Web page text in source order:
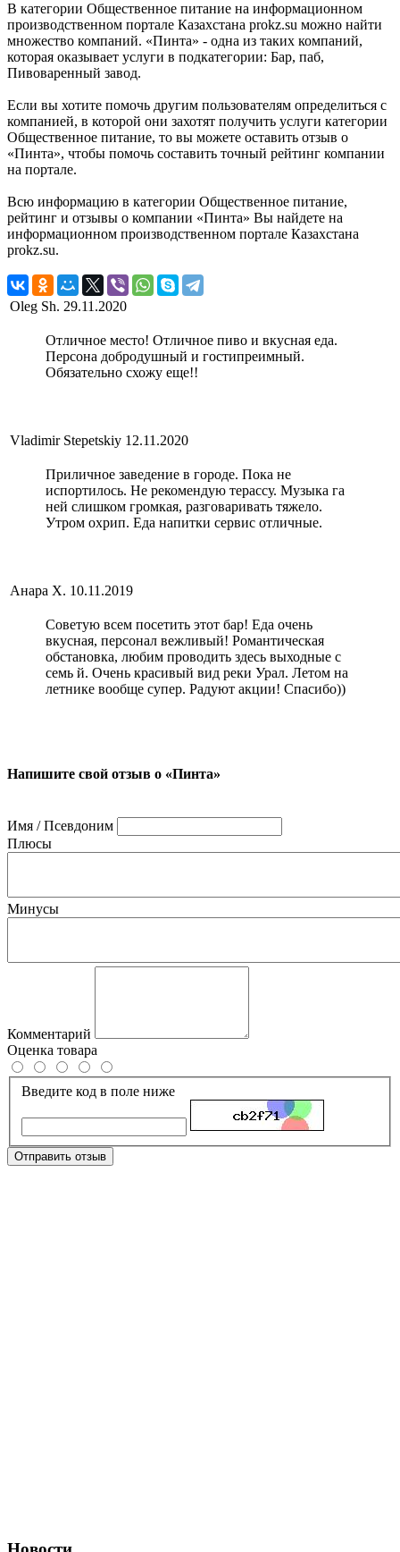
В категории Общественное питание на информационном
производственном портале Казахстана prokz.su можно найти
множество компаний. «Пинта» - одна из таких компаний,
которая оказывает услуги в подкатегории: Бар, паб,
Пивоваренный завод.
Если вы хотите помочь другим пользователям определиться с
компанией, в которой они захотят получить услуги категории
Общественное питание, то вы можете оставить отзыв о
«Пинта», чтобы помочь составить точный рейтинг компании
на портале.
Всю информацию в категории Общественное питание,
рейтинг и отзывы о компании «Пинта» Вы найдете на
информационном производственном портале Казахстана
prokz.su.
Oleg Sh. 29.11.2020
Отличное место! Отличное пиво и вкусная еда.
Персона добродушный и гостипреимный.
Обязательно схожу еще!!
Vladimir Stepetskiy 12.11.2020
Приличное заведение в городе. Пока не
испортилось. Не рекомендую терассу. Музыка га
ней слишком громкая, разговаривать тяжело.
Утром охрип. Еда напитки сервис отличные.
Анара Х. 10.11.2019
Советую всем посетить этот бар! Еда очень
вкусная, персонал вежливый! Романтическая
обстановка, любим проводить здесь выходные с
семь й. Очень красивый вид реки Урал. Летом на
летнике вообще супер. Радуют акции! Спасибо))
Напишите свой отзыв о «Пинта»
Имя / Псевдоним
Плюсы
Минусы
Комментарий
Оценка товара
Введите код в поле ниже
Отправить отзыв